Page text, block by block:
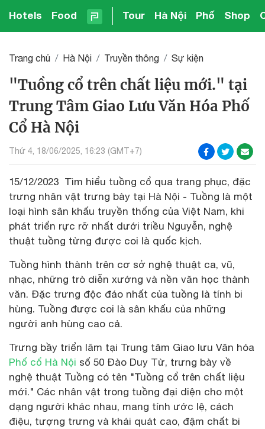
Hotels Food Tour Hà Nội Phố Shop
Trang chủ Hà Nội Truyền thông Sự kiện
"Tuồng cổ trên chất liệu mới." tại
Trung Tâm Giao Lưu Văn Hóa Phố
Cổ Hà Nội
Thứ 4, 18/06/2025, 16:23 (GMT+7)
15/12/2023 Tìm hiểu tuồng cổ qua trang phục, đặc
trưng nhân vật trưng bày tại Hà Nội - Tuồng là một
loại hình sân khấu truyền thống của Việt Nam, khi
phát triển rực rỡ nhất dưới triều Nguyễn, nghệ
thuật tuồng từng được coi là quốc kịch.
Tuồng hình thành trên cơ sở nghệ thuật ca, vũ,
nhạc, những trò diễn xướng và nền văn học thành
văn. Đặc trưng độc đáo nhất của tuồng là tính bi
hùng. Tuồng được coi là sân khấu của những
người anh hùng cao cả.
Trưng bầy triển lãm tại Trung tâm Giao lưu Văn hóa
Phố cổ Hà Nội số 50 Đào Duy Từ, trưng bày về
nghệ thuật Tuồng có tên "Tuồng cổ trên chất liệu
mới." Các nhân vật trong tuồng đại diện cho một
dạng người khác nhau, mang tính ước lệ, cách
điệu, tượng trưng và khái quát cao, đậm chất bi